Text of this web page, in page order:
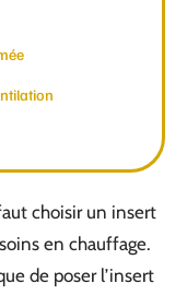
choisir un insert
en chauffage.
de poser l’insert